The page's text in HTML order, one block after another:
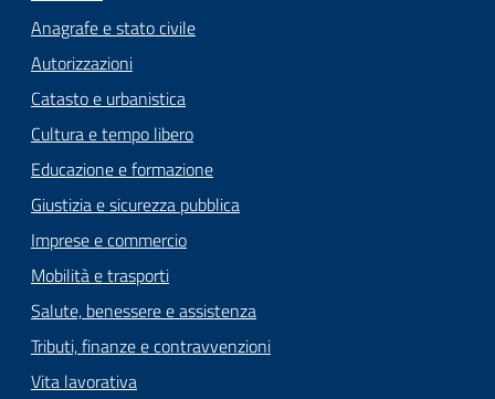
Anagrafe e stato civile
Autorizzazioni
Catasto e urbanistica
Cultura e tempo libero
Educazione e formazione
Giustizia e sicurezza pubblica
Imprese e commercio
Mobilità e trasporti
Salute, benessere e assistenza
Tributi, finanze e contravvenzioni
Vita lavorativa